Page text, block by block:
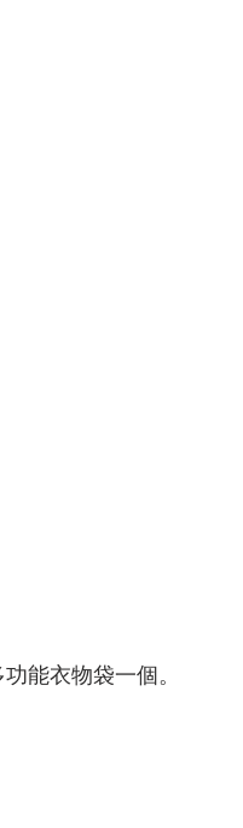
能衣物袋一個。